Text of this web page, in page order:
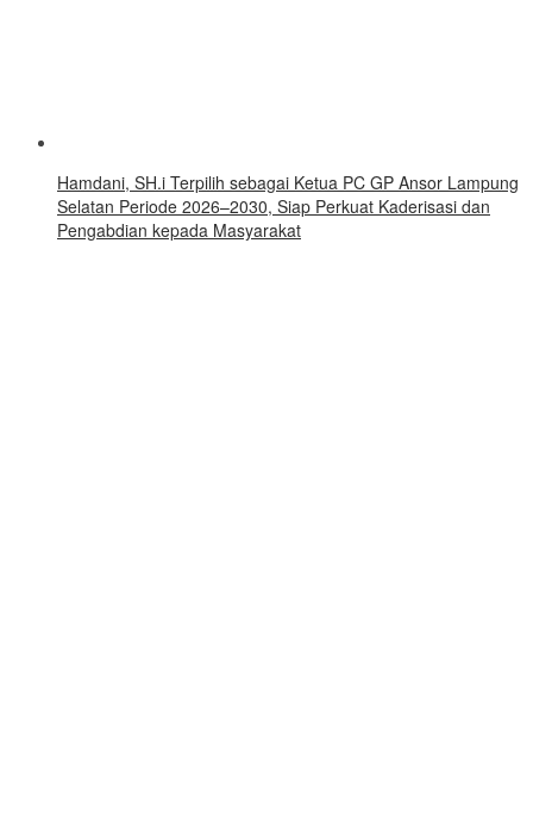
Hamdani, SH.i Terpilih sebagai Ketua PC GP Ansor Lampung
Selatan Periode 2026–2030, Siap Perkuat Kaderisasi dan
Pengabdian kepada Masyarakat